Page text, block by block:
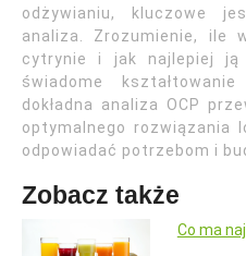
odżywianiu, kluczowe
analiza. Zrozumienie, ile
cytrynie i jak najlepiej ją
świadome
dokładna analiza OCP
optymalnego rozwiązania
odpowiadać potrzebom i
Zobacz także
Co ma